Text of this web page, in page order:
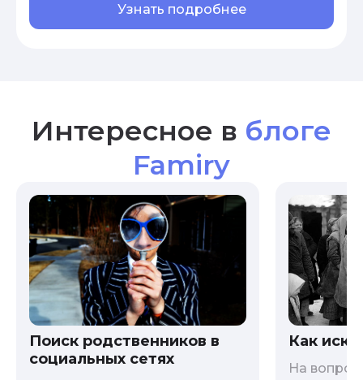
Узнать подробнее
Интересное в блоге
Famiry
Поиск родственников в
социальных сетях
Как
На вопрос